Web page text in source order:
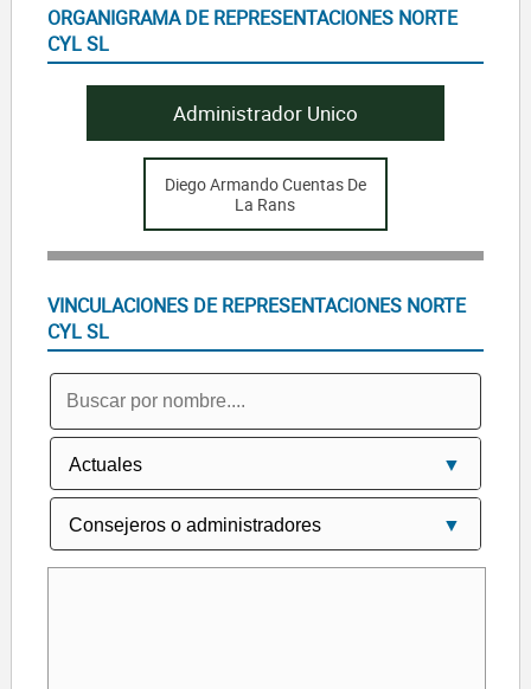
ORGANIGRAMA DE REPRESENTACIONES NORTE
CYL SL
Administrador Unico
Diego Armando Cuentas De
La Rans
VINCULACIONES DE REPRESENTACIONES NORTE
CYL SL